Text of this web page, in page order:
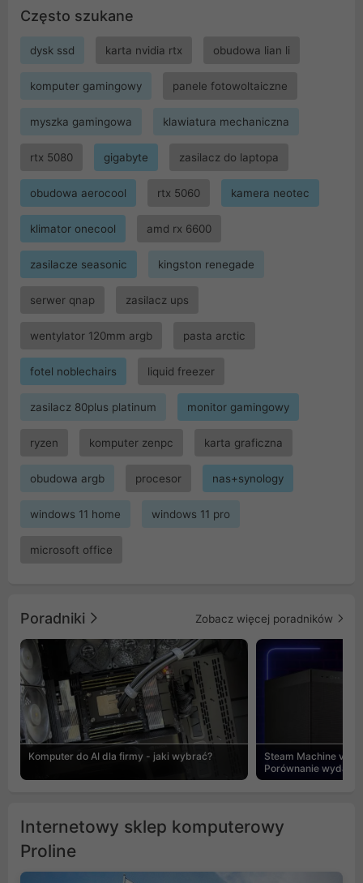
Często szukane
dysk ssd karta nvidia rtx obudowa lian li
komputer gamingowy panele fotowoltaiczne
myszka gamingowa klawiatura mechaniczna
rtx 5080 gigabyte zasilacz do laptopa
obudowa aerocool rtx 5060 kamera neotec
klimator onecool amd rx 6600
zasilacze seasonic kingston renegade
serwer qnap zasilacz ups
wentylator 120mm argb pasta arctic
fotel noblechairs liquid freezer
zasilacz 80plus platinum monitor gamingowy
ryzen komputer zenpc karta graficzna
obudowa argb procesor nas+synology
windows 11 home windows 11 pro
microsoft office
Poradniki Zobacz więcej poradników
Komputer do AI dla firmy - jaki wybrać?
Steam Machine vs
Porównanie
Internetowy sklep komputerowy
Proline